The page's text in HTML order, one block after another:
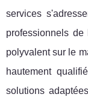
services
professionnels
polyvalent sur le
hautement
solutions